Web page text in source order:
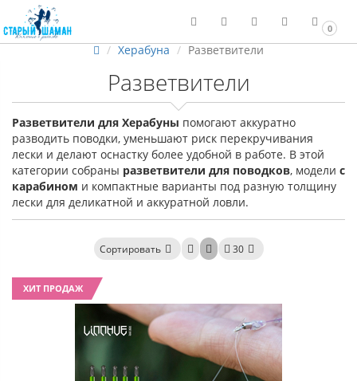
0
Херабуна Разветвители
Разветвители
Разветвители для Херабуны помогают аккуратно
разводить поводки, уменьшают риск перекручивания
лески и делают оснастку более удобной в работе. В этой
категории собраны разветвители для поводков, модели с
карабином и компактные варианты под разную толщину
лески для деликатной и аккуратной ловли.
Сортировать 30
ХИТ ПРОДАЖ